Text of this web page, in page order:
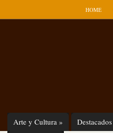
HOME
Arte y Cultura » Destacados